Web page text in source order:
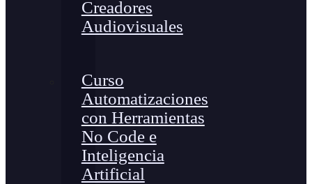
Creadores
Audiovisuales
Curso
Automatizaciones
con Herramientas
No Code e
Inteligencia
Artificial